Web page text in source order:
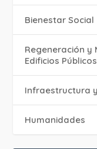
Bienestar Social
Regeneración y
Edificios
Infraestructura
Humanidades